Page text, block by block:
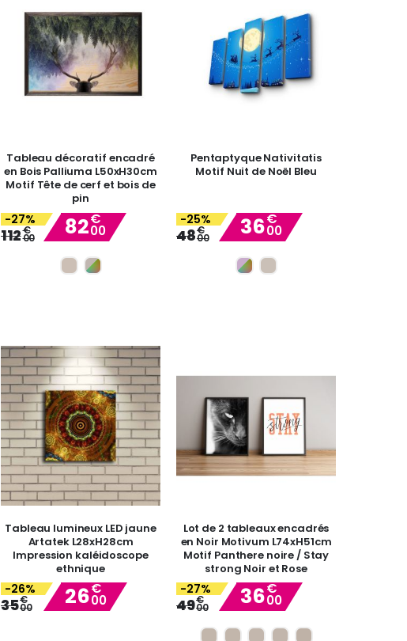
Tableau décoratif encadré
en Bois Palliuma L50xH30cm
Motif Tête de cerf et bois de
pin
-27%
112€
00
Special
Price
82€
00
Pentaptyque Nativitatis
Motif Nuit de Noël Bleu
-25%
48€
00
Special
Price
36€
00
Tableau lumineux LED jaune
Artatek L28xH28cm
Impression kaléidoscope
ethnique
-26%
35€
00
Special
Price
26€
00
Lot de 2 tableaux encadrés
en Noir Motivum L74xH51cm
Motif Panthere noire / Stay
strong Noir et Rose
-27%
49€
00
Special
Price
36€
00